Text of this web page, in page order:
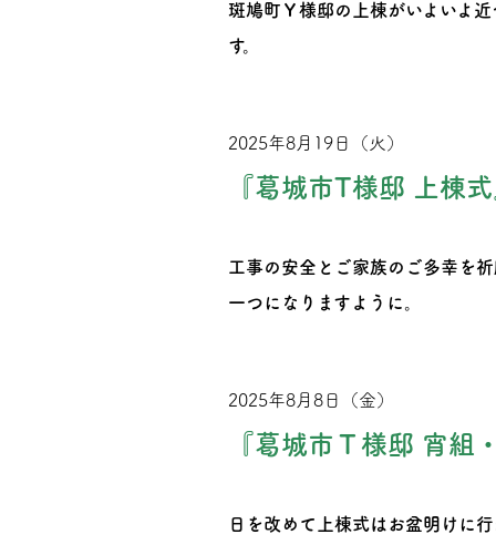
斑鳩町Ｙ様邸の上棟がいよいよ
す。
2025年8月19日（火）
『葛城市T様邸 上棟式
工事の安全とご家族のご多幸を
一つになりますように。
2025年8月8日（金）
『葛城市Ｔ様邸 宵組
日を改めて上棟式はお盆明けに行